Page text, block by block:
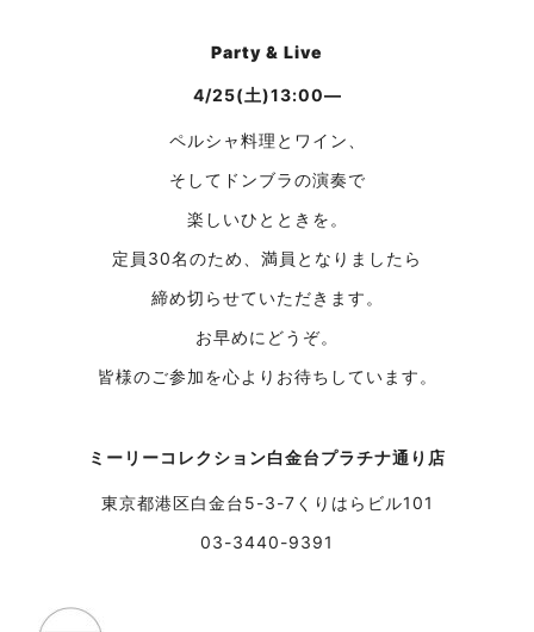
Party & Live
4/25(土)13:00―
ペルシャ料理とワイン、
そしてドンブラの演奏で
楽しいひとときを。
定員30名のため、満員となりましたら
締め切らせていただきます。
お早めにどうぞ。
皆様のご参加を心よりお待ちしています。
ミーリーコレクション白金台プラチナ通り店
東京都港区白金台5-3-7くりはらビル101
03-3440-9391